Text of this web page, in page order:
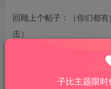
回顾上个帖子：（你们都
击）
子比主题限